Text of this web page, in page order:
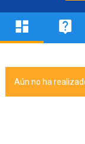
Aún no ha